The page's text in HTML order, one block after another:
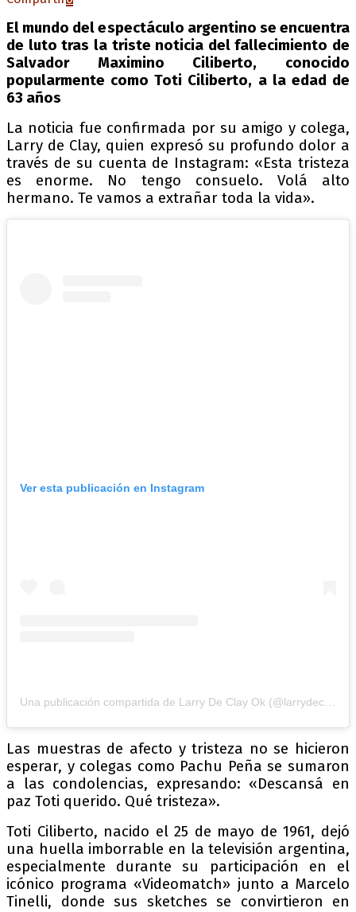
El mundo del espectáculo argentino se encuentra
de luto tras la triste noticia del fallecimiento de
Salvador Maximino Ciliberto, conocido
popularmente como Toti Ciliberto, a la edad de
63 años
La noticia fue confirmada por su amigo y colega,
Larry de Clay, quien expresó su profundo dolor a
través de su cuenta de Instagram: «Esta tristeza
es enorme. No tengo consuelo. Volá alto
hermano. Te vamos a extrañar toda la vida».
Ver esta publicación en Instagram
Las muestras de afecto y tristeza no se hicieron
esperar, y colegas como Pachu Peña se sumaron
a las condolencias, expresando: «Descansá en
paz Toti querido. Qué tristeza».
Toti Ciliberto, nacido el 25 de mayo de 1961, dejó
una huella imborrable en la televisión argentina,
especialmente durante su participación en el
icónico programa «Videomatch» junto a Marcelo
Tinelli, donde sus sketches se convirtieron en